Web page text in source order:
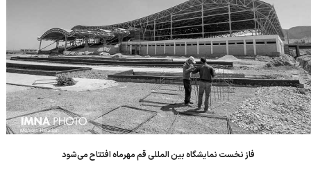
فاز نخست نمایشگاه بین المللی قم مهرماه افتتاح می‌شود